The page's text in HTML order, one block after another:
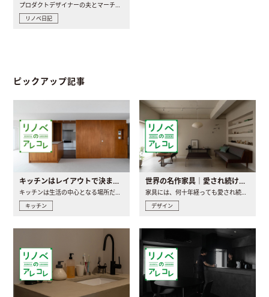
プロダクトデザイナーの夫とマーチャンダイザーの妻が、夫婦で..
リノベ日記
ピックアップ記事
キッチンはレイアウトで決まる。後悔しないための考え方と選び方
キッチンは生活の中心となる場所だからこそ、家の中のどこに置..
キッチン
世界の名作家具｜愛され続ける理由と一生モノとの出会い方
家具には、何十年経っても愛され続ける「名作」と呼ばれるもの..
デザイン